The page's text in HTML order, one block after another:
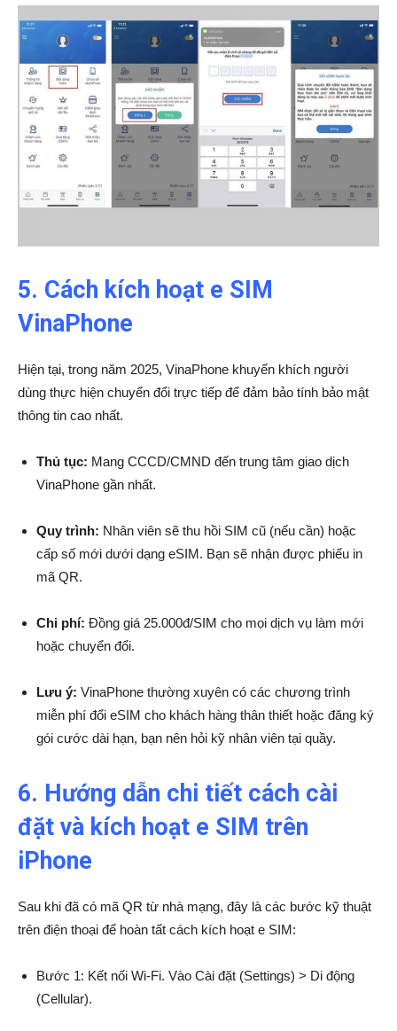
5. Cách kích hoạt e SIM
VinaPhone
Hiện tại, trong năm 2025, VinaPhone khuyến khích người
dùng thực hiện chuyển đổi trực tiếp để đảm bảo tính bảo mật
thông tin cao nhất.
Thủ tục: Mang CCCD/CMND đến trung tâm giao dịch
VinaPhone gần nhất.
Quy trình: Nhân viên sẽ thu hồi SIM cũ (nếu cần) hoặc
cấp số mới dưới dạng eSIM. Bạn sẽ nhận được phiếu in
mã QR.
Chi phí: Đồng giá 25.000đ/SIM cho mọi dịch vụ làm mới
hoặc chuyển đổi.
Lưu ý: VinaPhone thường xuyên có các chương trình
miễn phí đổi eSIM cho khách hàng thân thiết hoặc đăng ký
gói cước dài hạn, bạn nên hỏi kỹ nhân viên tại quầy.
6. Hướng dẫn chi tiết cách cài
đặt và kích hoạt e SIM trên
iPhone
Sau khi đã có mã QR từ nhà mạng, đây là các bước kỹ thuật
trên điện thoại để hoàn tất cách kích hoạt e SIM:
Bước 1: Kết nối Wi-Fi. Vào Cài đặt (Settings) > Di động
(Cellular).